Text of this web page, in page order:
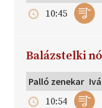
10:45
Balázstelki
Palló zenekar
10:54